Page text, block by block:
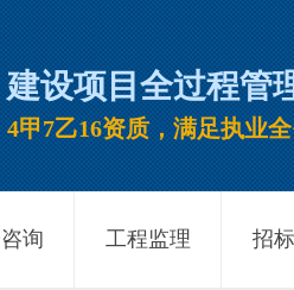
建设项目全过程管
4甲7乙16资质，满足执业
询 工程监理 招